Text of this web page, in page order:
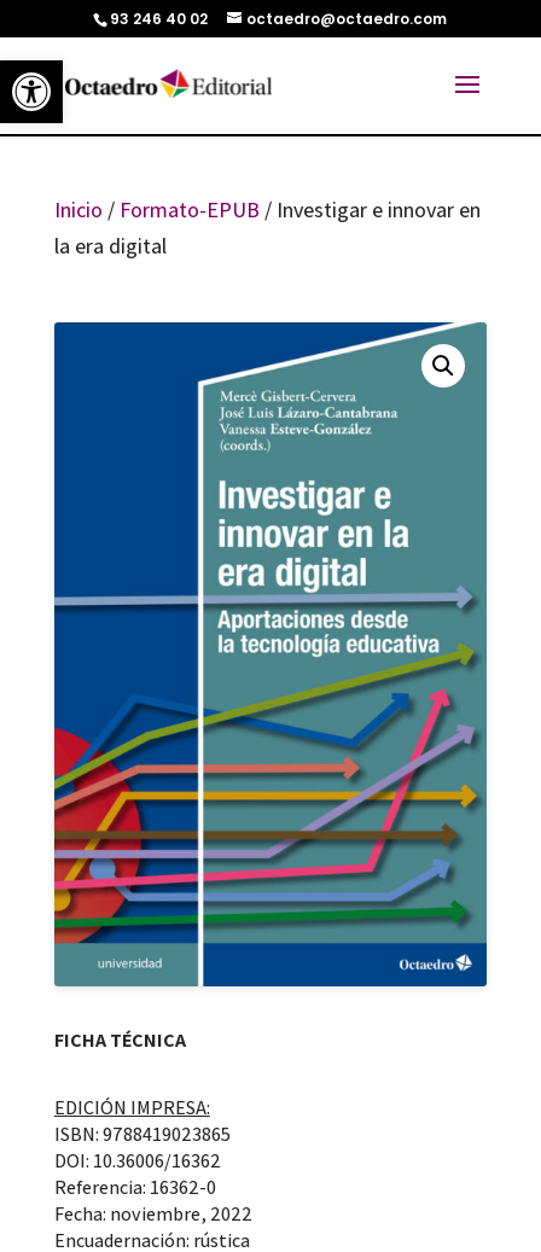
Abrir barra de herramientas
93 246 40 02 octaedro@octaedro.com
Inicio / Formato-EPUB / Investigar e innovar en
la era digital
FICHA TÉCNICA
EDICIÓN IMPRESA:
ISBN: 9788419023865
DOI: 10.36006/16362
Referencia: 16362-0
Fecha: noviembre, 2022
Encuadernación: rústica